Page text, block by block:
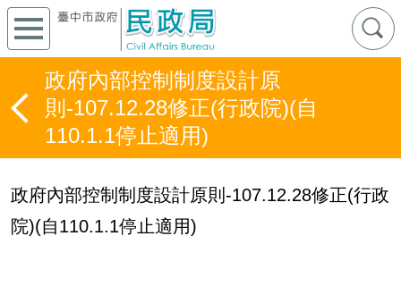
政府內部控制制度設計原
則-107.12.28修正(行政院)(自
110.1.1停止適用)
政府內部控制制度設計原則-107.12.28修正(行政
院)(自110.1.1停止適用)